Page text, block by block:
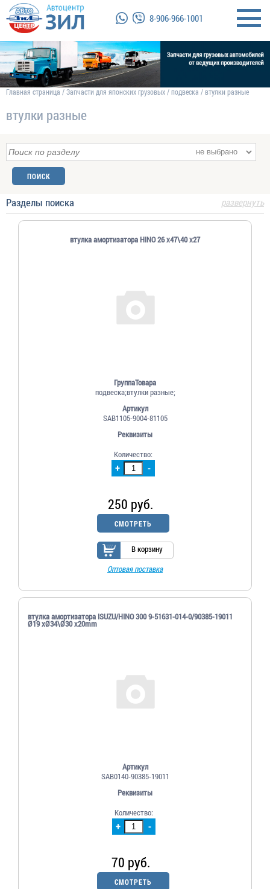
8-906-966-1001
Главная страница /Запчасти для японских грузовых/подвеска /втулки разные
втулки разные
развернуть
Разделы поиска
втулка амортизатора HINO 26 x47\40 x27
ГруппаТовара
подвеска;втулки разные;
Артикул
SAB1105-9004-81105
Реквизиты
+ -
Количество:
250 руб.
СМОТРЕТЬ
В корзину
Оптовая поставка
втулка амортизатора ISUZU/HINO 300 9-51631-014-0/90385-19011
Ø19 xØ34\Ø30 x20mm
Артикул
SAB0140-90385-19011
Реквизиты
+ -
Количество:
70 руб.
СМОТРЕТЬ